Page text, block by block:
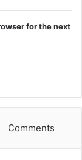
for the next
Comments